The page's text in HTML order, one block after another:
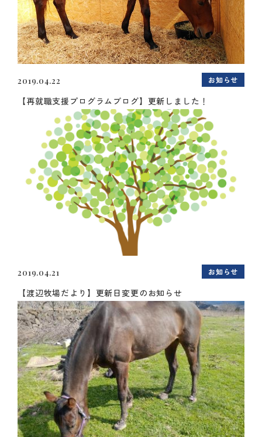
2019.04.22 お知らせ
【再就職支援プログラムブログ】更新しました！
2019.04.21 お知らせ
【渡辺牧場だより】更新日変更のお知らせ